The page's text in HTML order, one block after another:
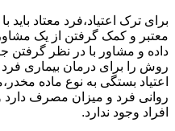
برای ترک اعتیاد،فرد معتاد
معتبر و کمک گرفتن از یک
داده و مشاور با در نظر گرفتن
روش را برای درمان بیماری
اعتیاد بستگی به نوع ماده
روانی فرد و میزان مصرف
افراد وجود ندارد.